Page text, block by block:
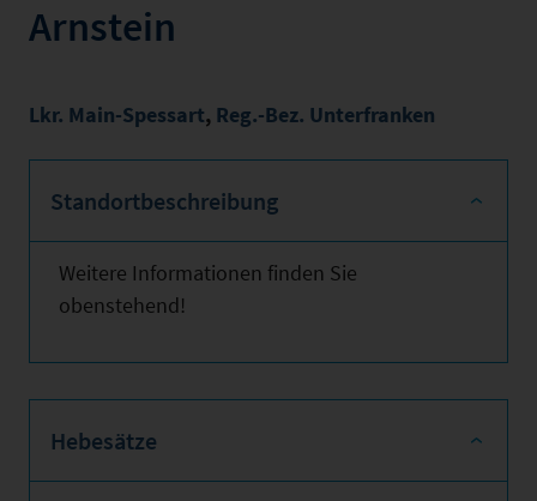
Arnstein
Lkr. Main-Spessart, Reg.-Bez. Unterfranken
Standortbeschreibung
Weitere Informationen finden Sie
obenstehend!
Hebesätze